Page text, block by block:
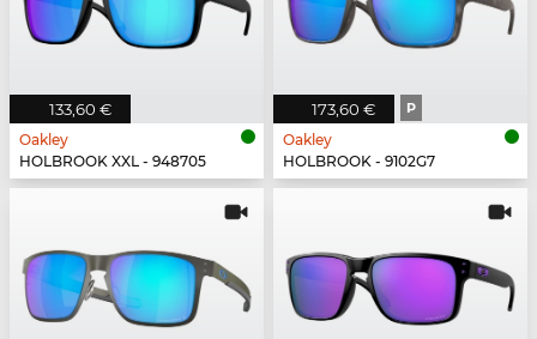
133,60 €
Oakley
HOLBROOK XXL - 948705
173,60 € P
Oakley
HOLBROOK - 9102G7